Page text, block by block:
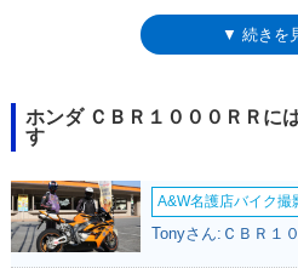
（SC59）が行われた。SC59型は、こ
は長期間製造され、3度目のマイナーチ
れた。SPには、軽量小型のリチウムイ
タンクが採用されていた。同年5月には
RC213Vの制御プログラムをベースにす
2020年、後継モデルのCBR1000RR-R
たったモデルライフに幕を下ろした。
▼ 続きを
ホンダ ＣＢＲ１０００ＲＲに
す
A&W名護店バイク
Tonyさん:ＣＢＲ１